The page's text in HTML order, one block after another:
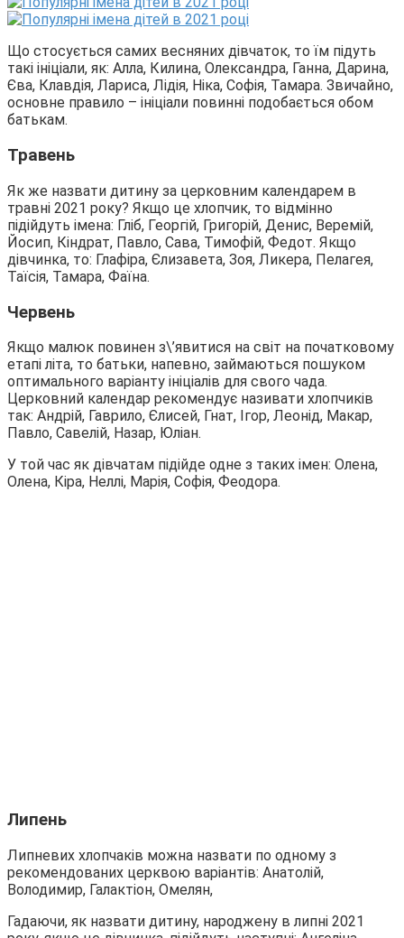
Що стосується самих весняних дівчаток, то їм підуть
такі ініціали, як: Алла, Килина, Олександра, Ганна, Дарина,
Єва, Клавдія, Лариса, Лідія, Ніка, Софія, Тамара. Звичайно,
основне правило – ініціали повинні подобається обом
батькам.
Травень
Як же назвати дитину за церковним календарем в
травні 2021 року? Якщо це хлопчик, то відмінно
підійдуть імена: Гліб, Георгій, Григорій, Денис, Веремій,
Йосип, Кіндрат, Павло, Сава, Тимофій, Федот. Якщо
дівчинка, то: Глафіра, Єлизавета, Зоя, Ликера, Пелагея,
Таїсія, Тамара, Фаїна.
Червень
Якщо малюк повинен з\’явитися на світ на початковому
етапі літа, то батьки, напевно, займаються пошуком
оптимального варіанту ініціалів для свого чада.
Церковний календар рекомендує називати хлопчиків
так: Андрій, Гаврило, Єлисей, Гнат, Ігор, Леонід, Макар,
Павло, Савелій, Назар, Юліан.
У той час як дівчатам підійде одне з таких імен: Олена,
Олена, Кіра, Неллі, Марія, Софія, Феодора.
Липень
Липневих хлопчаків можна назвати по одному з
рекомендованих церквою варіантів: Анатолій,
Володимир, Галактіон, Омелян,
Гадаючи, як назвати дитину, народжену в липні 2021